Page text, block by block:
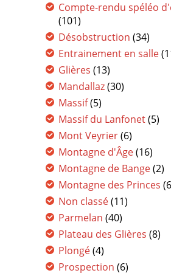
Compte-rendu spéléo
(101)
Désobstruction (34)
Entrainement en salle
Glières (13)
Mandallaz(30)
Massif(5)
Massif du Lanfonet(5)
Mont Veyrier(6)
Montagne d'Âge(16)
Montagne de Bange(2)
Montagne des Princes
Non classé(11)
Parmelan (40)
Plateau des Glières (8)
Plongé(4)
Prospection (6)